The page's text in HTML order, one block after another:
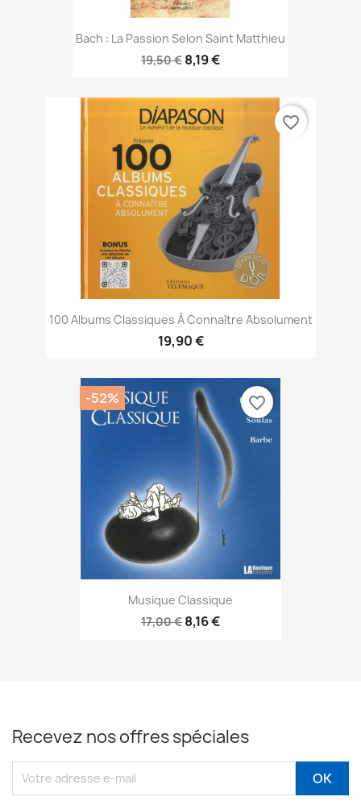
Bach : La Passion Selon Saint Matthieu
19,50 € 8,19 €
100 Albums Classiques À Connaître Absolument
19,90 €
favorite_border
Musique Classique
17,00 € 8,16 €
-52% favorite_border
Recevez nos offres spéciales